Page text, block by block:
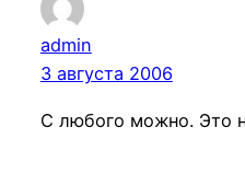
admin
3 августа 2006
С любого можно. Это